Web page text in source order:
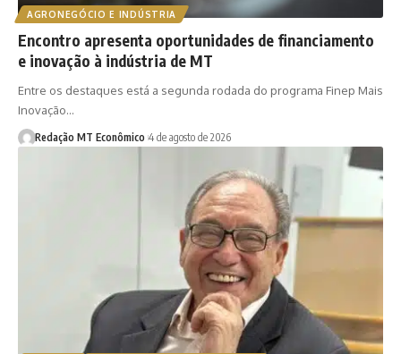
AGRONEGÓCIO E INDÚSTRIA
Encontro apresenta oportunidades de financiamento
e inovação à indústria de MT
Entre os destaques está a segunda rodada do programa Finep Mais
Inovação…
Redação MT Econômico 4 de agosto de 2026